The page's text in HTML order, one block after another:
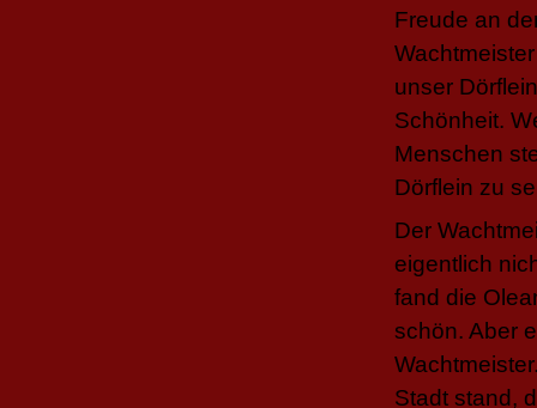
Freude an
unser
Schönheit.
Menschen
Dörflein zu
Der
eigentlich
fand die
schön. Aber
Stadt stand,